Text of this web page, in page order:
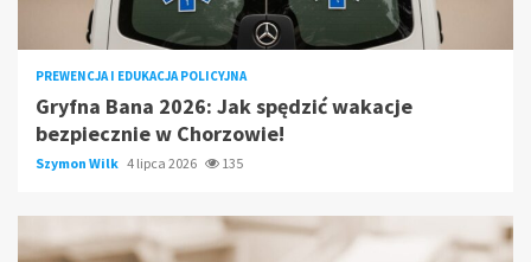
PREWENCJA I EDUKACJA POLICYJNA
Gryfna Bana 2026: Jak spędzić wakacje
bezpiecznie w Chorzowie!
Szymon Wilk 4 lipca 2026 135